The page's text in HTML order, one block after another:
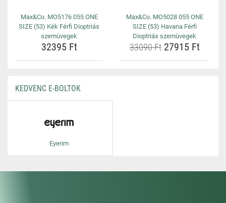
Max&Co. MO5176 055 ONE
SIZE (53) Kék Férfi Dioptriás
szemüvegek
32395 Ft
Max&Co. MO5028 055 ONE
SIZE (53) Havana Férfi
Dioptriás szemüvegek
33090 Ft27915 Ft
KEDVENC E-BOLTOK
Eyerim